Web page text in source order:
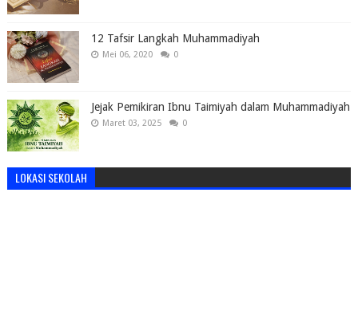
12 Tafsir Langkah Muhammadiyah
Mei 06, 2020 0
Jejak Pemikiran Ibnu Taimiyah dalam Muhammadiyah
Maret 03, 2025 0
LOKASI SEKOLAH